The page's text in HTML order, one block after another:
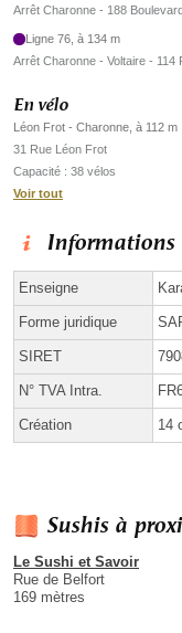
Arrêt Charonne - 188
Ligne 76, à 134 m
Arrêt Charonne - Voltaire - 114
En vélo
Léon Frot - Charonne, à 112 m
31 Rue Léon Frot
Capacité : 38 vélos
Voir tout
Informations
Enseigne
Forme juridique
SIRET
N° TVA Intra.
Création 14
Sushis à
Le Sushi et Savoir
Rue de Belfort
169 mètres